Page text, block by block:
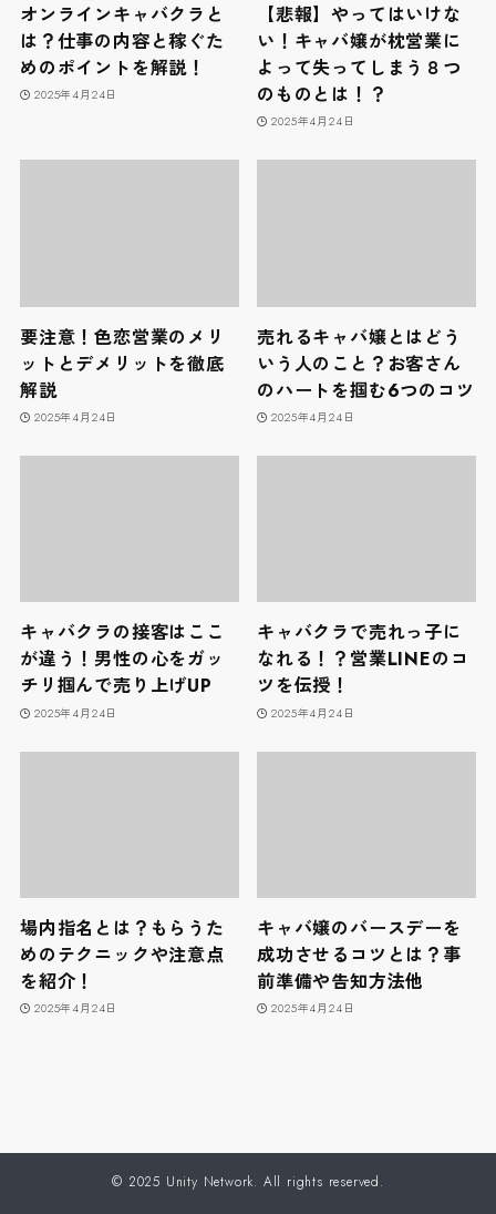
オンラインキャバクラと
は？仕事の内容と稼ぐた
めのポイントを解説！
2025年4月24日
【悲報】やってはいけな
い！キャバ嬢が枕営業に
よって失ってしまう８つ
のものとは！？
2025年4月24日
要注意！色恋営業のメリ
ットとデメリットを徹底
解説
2025年4月24日
売れるキャバ嬢とはどう
いう人のこと？お客さん
のハートを掴む6つのコツ
2025年4月24日
キャバクラの接客はここ
が違う！男性の心をガッ
チリ掴んで売り上げUP
2025年4月24日
キャバクラで売れっ子に
なれる！？営業LINEのコ
ツを伝授！
2025年4月24日
場内指名とは？もらうた
めのテクニックや注意点
を紹介！
2025年4月24日
キャバ嬢のバースデーを
成功させるコツとは？事
前準備や告知方法他
2025年4月24日
© 2025 Unity Network. All rights reserved.